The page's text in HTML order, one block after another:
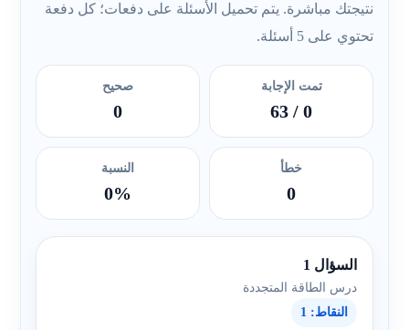
نتيجتك مباشرة. يتم تحميل الأسئلة على دفعات؛ كل دفعة
تحتوي على 5 أسئلة.
تمت الإجابة
0
/ 63
صحيح
0
خطأ
0
النسبة
0%
السؤال 1
درس الطاقة المتجددة
النقاط: 1